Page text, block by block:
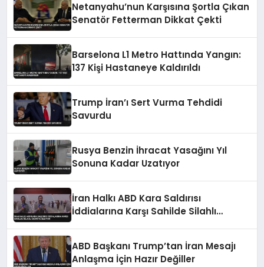
Netanyahu’nun Karşısına Şortla Çıkan
Senatör Fetterman Dikkat Çekti
Barselona L1 Metro Hattında Yangın:
137 Kişi Hastaneye Kaldırıldı
Trump İran’ı Sert Vurma Tehdidi
Savurdu
Rusya Benzin İhracat Yasağını Yıl
Sonuna Kadar Uzatıyor
İran Halkı ABD Kara Saldırısı
İddialarına Karşı Sahilde Silahlı
ABD Başkanı Trump’tan İran Mesajı
Anlaşma İçin Hazır Değiller